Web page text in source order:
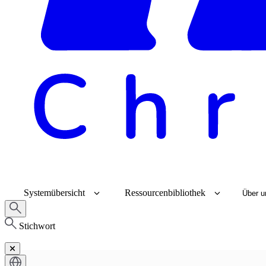
Systemübersicht Ressourcenbibliothek Über
Stichwort